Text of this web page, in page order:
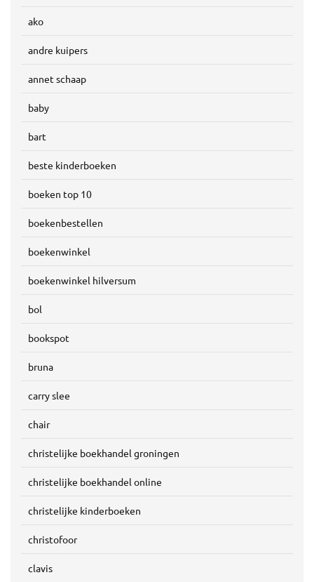
ako
andre kuipers
annet schaap
baby
bart
beste kinderboeken
boeken top 10
boekenbestellen
boekenwinkel
boekenwinkel hilversum
bol
bookspot
bruna
carry slee
chair
christelijke boekhandel groningen
christelijke boekhandel online
christelijke kinderboeken
christofoor
clavis